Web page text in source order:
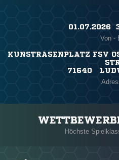
01.07.2026
Von -
KUNSTRASENPLATZ FSV
71640
Höchste